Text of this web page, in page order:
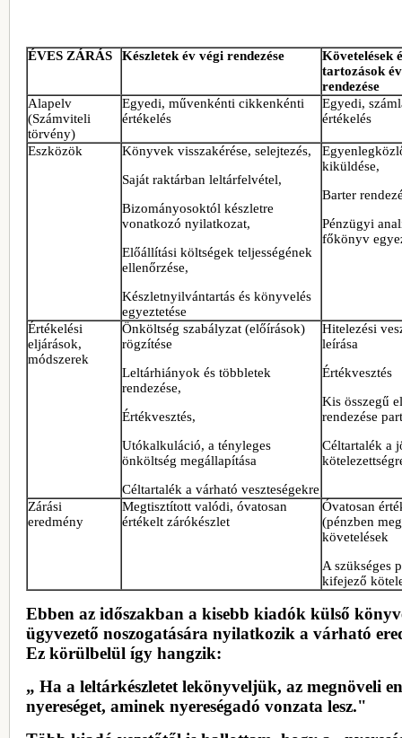
ÉVES ZÁRÁS Készletek év végi rendezése
Követelések
tartozások
rendezése
Alapelv
(Számviteli
törvény)
Egyedi, művenkénti cikkenkénti
értékelés
Egyedi,
értékelés
Eszközök
Könyvek visszakérése, selejtezés,
Saját raktárban leltárfelvétel,
Bizományosoktól készletre
vonatkozó nyilatkozat,
Előállítási költségek teljességének
ellenőrzése,
Készletnyilvántartás és könyvelés
egyeztetése
kiküldése,
Barter
Pénzügyi
főkönyv
Értékelési
eljárások,
módszerek
Önköltség szabályzat (előírások)
rögzítése
Leltárhiányok és többletek
rendezése,
Értékvesztés,
Utókalkuláció, a tényleges
önköltség megállapítása
Céltartalék a várható veszteségekre
Hitelezési
leírása
Értékvesztés
Kis összegű
rendezése
Céltartalék a
Zárási
eredmény
Megtisztított valódi, óvatosan
értékelt zárókészlet
Óvatosan
(pénzben
követelések
A szükséges
kifejező
Ebben az időszakban a kisebb kiadók külső
ügyvezető noszogatására nyilatkozik a várható
Ez körülbelül így hangzik:
„ Ha a leltárkészletet lekönyveljük, az megnöveli
nyereséget, aminek nyereségadó vonzata lesz."